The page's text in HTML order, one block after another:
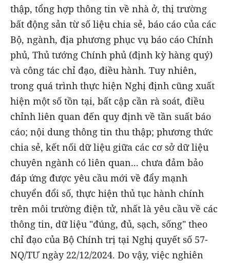
thập, tổng hợp thông tin về nhà ở, thị trường
bất động sản từ số liệu chia sẻ, báo cáo của các
Bộ, ngành, địa phương phục vụ báo cáo Chính
phủ, Thủ tướng Chính phủ (định kỳ hàng quý)
và công tác chỉ đạo, điều hành. Tuy nhiên,
trong quá trình thực hiện Nghị định cũng xuất
hiện một số tồn tại, bất cập cần rà soát, điều
chỉnh liên quan đến quy định về tần suất báo
cáo; nội dung thông tin thu thập; phương thức
chia sẻ, kết nối dữ liệu giữa các cơ sở dữ liệu
chuyên ngành có liên quan... chưa đảm bảo
đáp ứng được yêu cầu mới về đẩy mạnh
chuyển đổi số, thực hiện thủ tục hành chính
trên môi trường điện tử, nhất là yêu cầu về các
thông tin, dữ liệu "đúng, đủ, sạch, sống" theo
chỉ đạo của Bộ Chính trị tại Nghị quyết số 57-
NQ/TƯ ngày 22/12/2024. Do vậy, việc nghiên